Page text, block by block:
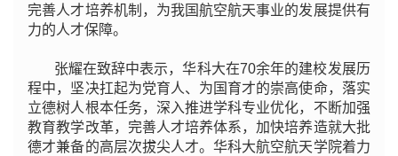
完善人才培养机制，为我国航空航天事业的发展提供有
力的人才保障。
张耀在致辞中表示，华科大在70余年的建校发展历
程中，坚决扛起为党育人、为国育才的崇高使命，落实
立德树人根本任务，深入推进学科专业优化，不断加强
教育教学改革，完善人才培养体系，加快培养造就大批
德才兼备的高层次拔尖人才。华科大航空航天学院着力